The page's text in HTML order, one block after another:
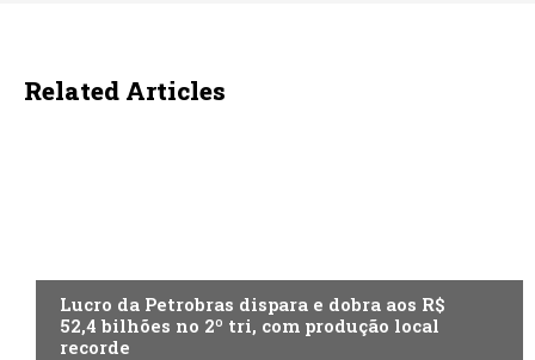
Related Articles
Lucro da Petrobras dispara e dobra aos R$
52,4 bilhões no 2º tri, com produção local
recorde